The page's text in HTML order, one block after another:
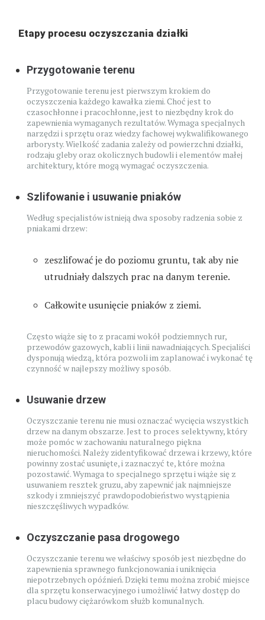
Etapy procesu oczyszczania działki
Przygotowanie terenu
Przygotowanie terenu jest pierwszym krokiem do
oczyszczenia każdego kawałka ziemi. Choć jest to
czasochłonne i pracochłonne, jest to niezbędny krok do
zapewnienia wymaganych rezultatów. Wymaga specjalnych
narzędzi i sprzętu oraz wiedzy fachowej wykwalifikowanego
arborysty. Wielkość zadania zależy od powierzchni działki,
rodzaju gleby oraz okolicznych budowli i elementów małej
architektury, które mogą wymagać oczyszczenia.
Szlifowanie i usuwanie pniaków
Według specjalistów istnieją dwa sposoby radzenia sobie z
pniakami drzew:
zeszlifować je do poziomu gruntu, tak aby nie
utrudniały dalszych prac na danym terenie.
Całkowite usunięcie pniaków z ziemi.
Często wiąże się to z pracami wokół podziemnych rur,
przewodów gazowych, kabli i linii nawadniających. Specjaliści
dysponują wiedzą, która pozwoli im zaplanować i wykonać tę
czynność w najlepszy możliwy sposób.
Usuwanie drzew
Oczyszczanie terenu nie musi oznaczać wycięcia wszystkich
drzew na danym obszarze. Jest to proces selektywny, który
może pomóc w zachowaniu naturalnego piękna
nieruchomości. Należy zidentyfikować drzewa i krzewy, które
powinny zostać usunięte, i zaznaczyć te, które można
pozostawić. Wymaga to specjalnego sprzętu i wiąże się z
usuwaniem resztek gruzu, aby zapewnić jak najmniejsze
szkody i zmniejszyć prawdopodobieństwo wystąpienia
nieszczęśliwych wypadków.
Oczyszczanie pasa drogowego
Oczyszczanie terenu we właściwy sposób jest niezbędne do
zapewnienia sprawnego funkcjonowania i uniknięcia
niepotrzebnych opóźnień. Dzięki temu można zrobić miejsce
dla sprzętu konserwacyjnego i umożliwić łatwy dostęp do
placu budowy ciężarówkom służb komunalnych.